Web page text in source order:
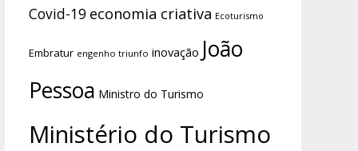
Covid-19 economia criativa Ecoturismo
Embratur engenho triunfo inovação João
Pessoa Ministro do Turismo
Ministério do Turismo